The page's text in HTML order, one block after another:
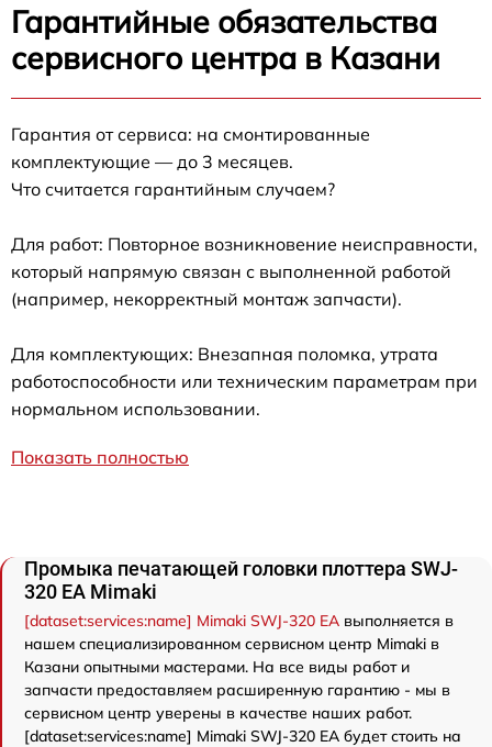
Гарантийные обязательства
сервисного центра в Казани
Гарантия от сервиса: на смонтированные
комплектующие — до 3 месяцев.
Что считается гарантийным случаем?
Для работ: Повторное возникновение неисправности,
который напрямую связан с выполненной работой
(например, некорректный монтаж запчасти).
Для комплектующих: Внезапная поломка, утрата
работоспособности или техническим параметрам при
нормальном использовании.
Показать полностью
Промыка печатающей головки плоттера SWJ-
320 EA Mimaki
[dataset:services:name] Mimaki SWJ-320 EA выполняется в
нашем специализированном сервисном центр Mimaki в
Казани опытными мастерами. На все виды работ и
запчасти предоставляем расширенную гарантию - мы в
сервисном центр уверены в качестве наших работ.
[dataset:services:name] Mimaki SWJ-320 EA будет стоить на